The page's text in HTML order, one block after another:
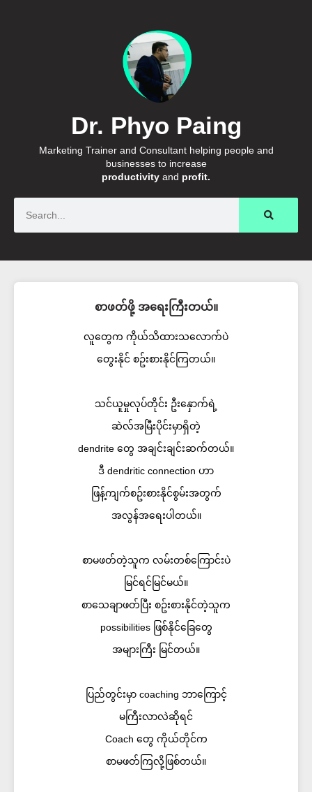
Dr. Phyo Paing
Marketing Trainer and Consultant helping people and
businesses to increase
productivity and profit.
စာဖတ်ဖို့ အရေးကြီးတယ်။
လူတွေက ကိုယ်သိထားသလောက်ပဲ
တွေးနိုင် စဥ်းစားနိုင်ကြတယ်။
သင်ယူမှုလုပ်တိုင်း ဦးနှောက်ရဲ့
ဆဲလ်အမြီးပိုင်းမှာရှိတဲ့
dendrite တွေ အချင်းချင်းဆက်တယ်။
ဒီ dendritic connection ဟာ
ဖြန့်ကျက်စဥ်းစားနိုင်စွမ်းအတွက်
အလွန်အရေးပါတယ်။
စာမဖတ်တဲ့သူက လမ်းတစ်ကြောင်းပဲ
မြင်ရင်မြင်မယ်။
စာသေချာဖတ်ပြီး စဥ်းစားနိုင်တဲ့သူက
possibilities ဖြစ်နိုင်ခြေတွေ
အများကြီး မြင်တယ်။
ပြည်တွင်းမှာ coaching ဘာကြောင့်
မကြီးလာလဲဆိုရင်
Coach တွေ ကိုယ်တိုင်က
စာမဖတ်ကြလို့ဖြစ်တယ်။